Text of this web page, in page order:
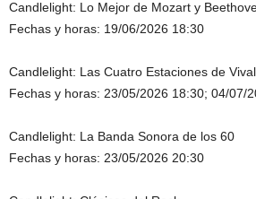
Candlelight: Lo Mejor de Mozart y
Fechas y horas: 19/06/2026 18:30
Candlelight: Las Cuatro Estaciones de
Fechas y horas: 23/05/2026 18:30; 04/07/
Candlelight: La Banda Sonora de los 60
Fechas y horas: 23/05/2026 20:30